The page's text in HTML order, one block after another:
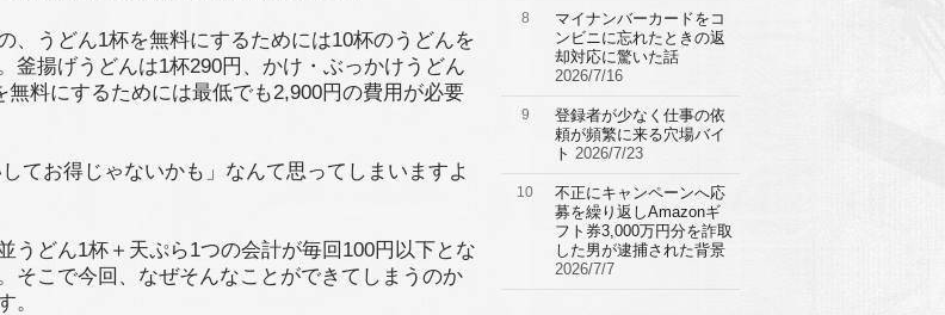
、うどん1杯を無料にするためには10杯のうどんを
釜揚げうどんは1杯290円、かけ・ぶっかけうどん
無料にするためには最低でも2,900円の費用が必要
てお得じゃないかも」なんて思ってしまいますよ
うどん1杯＋天ぷら1つの会計が毎回100円以下とな
そこで今回、なぜそんなことができてしまうのか
。
8
マイナンバーカードをコ
ンビニに忘れたときの返
却対応に驚いた話
2026/7/16
9
登録者が少なく仕事の依
頼が頻繁に来る穴場バイ
ト 2026/7/23
10
不正にキャンペーンへ応
募を繰り返しAmazonギ
フト券3,000万円分を詐取
した男が逮捕された背景
2026/7/7